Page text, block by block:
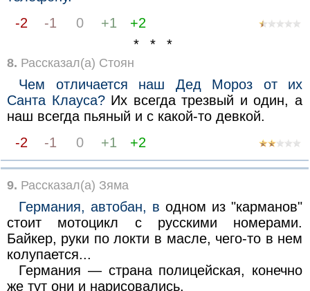
-2
-1 0 +1
+2
* * *
8. Рассказал(а) Стоян
Чем отличается наш Дед Мороз от их
Санта Клауса?Их всегда трезвый и один, а
наш всегда пьяный и с какой-то девкой.
-2
-1 0 +1 +2
9. Рассказал(а) Зяма
Германия, автобан, в одном из "карманов"
стоит мотоцикл с русскими номерами.
Байкер, руки по локти в масле, чего-то в нем
колупается...
Германия — страна полицейская, конечно
же тут они и нарисовались.